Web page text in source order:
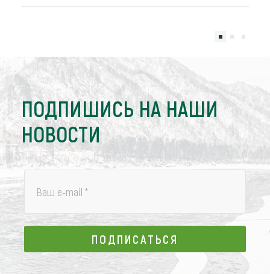
ПОДПИШИСЬ НА НАШИ
НОВОСТИ
Ваш e-mail *
ПОДПИСАТЬСЯ
ПОДПИСАТЬСЯ